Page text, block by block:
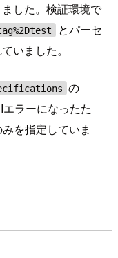
した。検証環境で
とパーセ
いました。
の
ラーになったた
を指定していま